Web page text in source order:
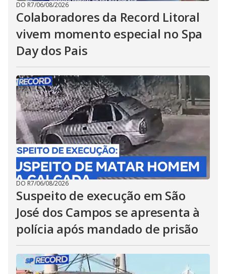
DO R7/06/08/2026
Colaboradores da Record Litoral
vivem momento especial no Spa
Day dos Pais
DO R7/06/08/2026
Suspeito de execução em São
José dos Campos se apresenta à
polícia após mandado de prisão